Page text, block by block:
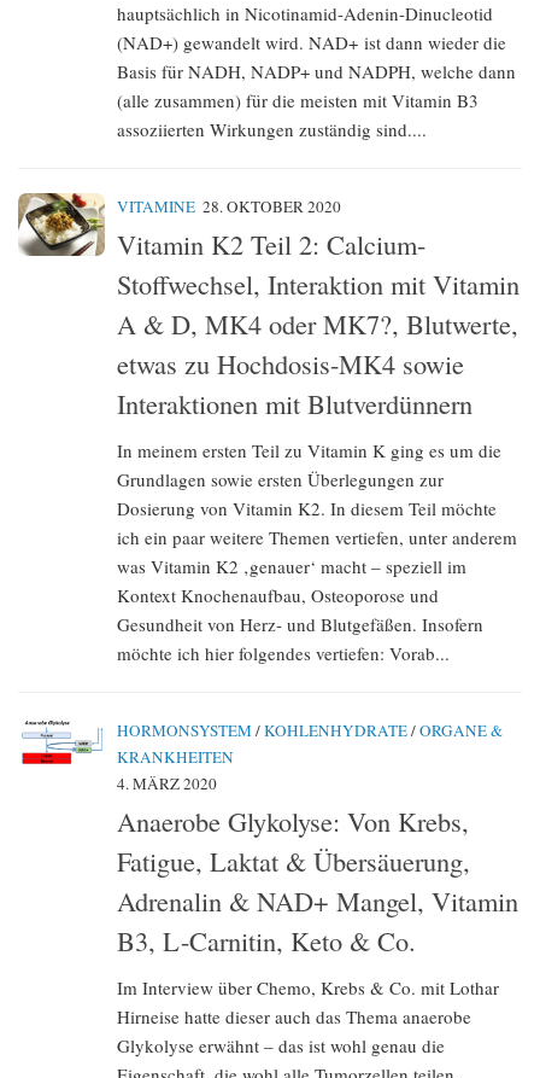
hauptsächlich in Nicotinamid-Adenin-Dinucleotid
(NAD+) gewandelt wird. NAD+ ist dann wieder die
Basis für NADH, NADP+ und NADPH, welche dann
(alle zusammen) für die meisten mit Vitamin B3
assoziierten Wirkungen zuständig sind....
VITAMINE 28. OKTOBER 2020
Vitamin K2 Teil 2: Calcium-
Stoffwechsel, Interaktion mit Vitamin
A & D, MK4 oder MK7?, Blutwerte,
etwas zu Hochdosis-MK4 sowie
Interaktionen mit Blutverdünnern
In meinem ersten Teil zu Vitamin K ging es um die
Grundlagen sowie ersten Überlegungen zur
Dosierung von Vitamin K2. In diesem Teil möchte
ich ein paar weitere Themen vertiefen, unter anderem
was Vitamin K2 ‚genauer‘ macht – speziell im
Kontext Knochenaufbau, Osteoporose und
Gesundheit von Herz- und Blutgefäßen. Insofern
möchte ich hier folgendes vertiefen: Vorab...
HORMONSYSTEM /KOHLENHYDRATE/ORGANE &
KRANKHEITEN
4. MÄRZ 2020
Anaerobe Glykolyse: Von Krebs,
Fatigue, Laktat & Übersäuerung,
Adrenalin & NAD+ Mangel, Vitamin
B3, L-Carnitin, Keto & Co.
Im Interview über Chemo, Krebs & Co. mit Lothar
Hirneise hatte dieser auch das Thema anaerobe
Glykolyse erwähnt – das ist wohl genau die